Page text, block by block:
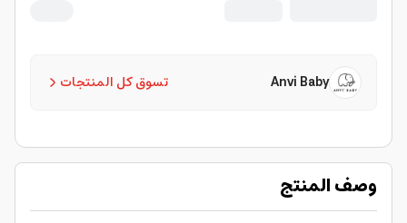
تسوق كل المنتجات Anvi Baby
وصف المنتج